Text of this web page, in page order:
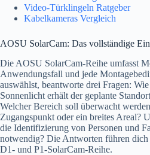
Video-Türklingeln Ratgeber
Kabelkameras Vergleich
AOSU SolarCam: Das vollständige
Die AOSU SolarCam-Reihe umfasst
Anwendungsfall und jede
auswählst, beantworte drei Fragen:
Sonnenlicht erhält der geplante
Welcher Bereich soll überwacht
Zugangspunkt oder ein breites Areal?
die Identifizierung von Personen und
notwendig? Die Antworten führen
D1- und P1-SolarCam-Reihe.